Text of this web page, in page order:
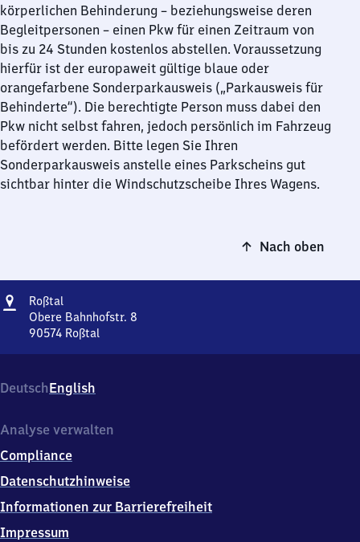
körperlichen Behinderung – beziehungsweise deren
Begleitpersonen – einen Pkw für einen Zeitraum von
bis zu 24 Stunden kostenlos abstellen. Voraussetzung
hierfür ist der europaweit gültige blaue oder
orangefarbene Sonderparkausweis („Parkausweis für
Behinderte“). Die berechtigte Person muss dabei den
Pkw nicht selbst fahren, jedoch persönlich im Fahrzeug
befördert werden. Bitte legen Sie Ihren
Sonderparkausweis anstelle eines Parkscheins gut
sichtbar hinter die Windschutzscheibe Ihres Wagens.
Nach oben
Adresse
Roßtal
Obere Bahnhofstr. 8
90574 Roßtal
Bahnhofstr.
8,
0
7
4
DeutschEnglish
Analyse verwalten
Compliance
Datenschutzhinweise
Informationen zur Barrierefreiheit
Impressum